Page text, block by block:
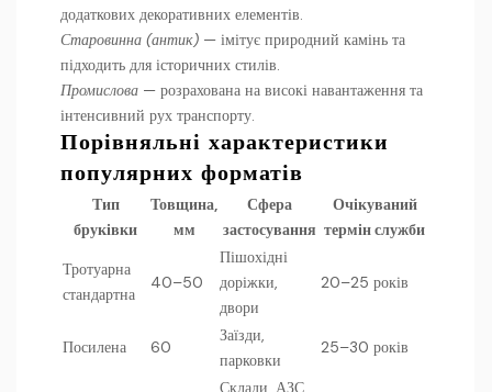
додаткових декоративних елементів.
Старовинна (антик) — імітує природний камінь та
підходить для історичних стилів.
Промислова — розрахована на високі навантаження та
інтенсивний рух транспорту.
Порівняльні характеристики
популярних форматів
Тип
бруківки
Товщина,
мм
Сфера
застосування
Очікуваний
термін служби
Тротуарна
стандартна
40–50
Пішохідні
доріжки,
двори
20–25 років
Посилена 60
Заїзди,
парковки
25–30 років
Склади, АЗС,